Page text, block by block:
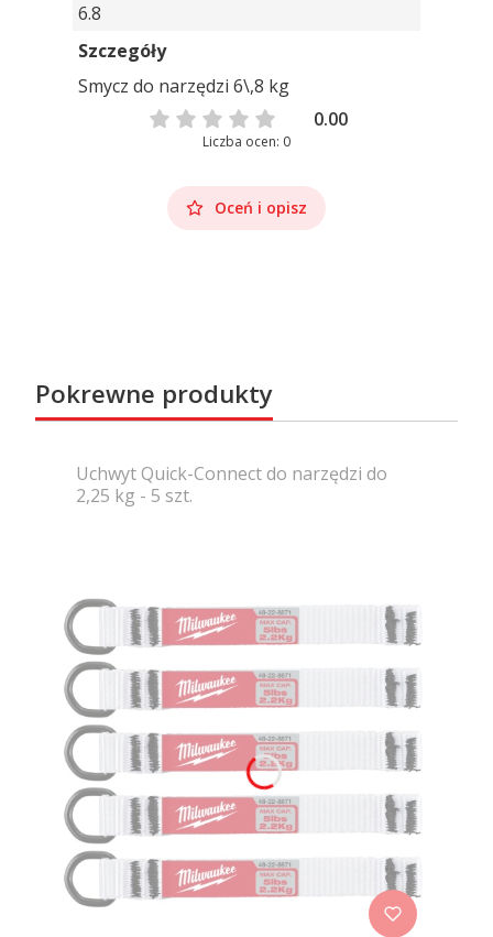
6.8
Szczegóły
Smycz do narzędzi 6\,8 kg
0.00
Liczba ocen: 0
Oceń i opisz
Pokrewne produkty
Uchwyt Quick-Connect do narzędzi do
2,25 kg - 5 szt.